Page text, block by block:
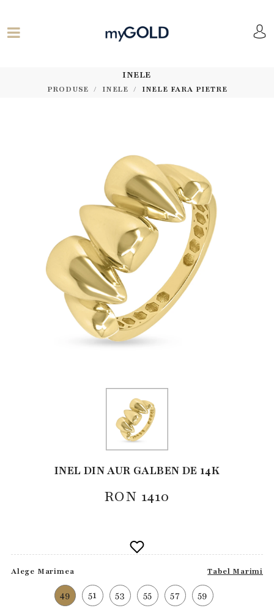
INELE
PRODUSE INELE INELE FARA PIETRE
INEL DIN AUR GALBEN DE 14K
RON 1410
Alege Marimea Tabel Marimi
49 51 53 55 57 59